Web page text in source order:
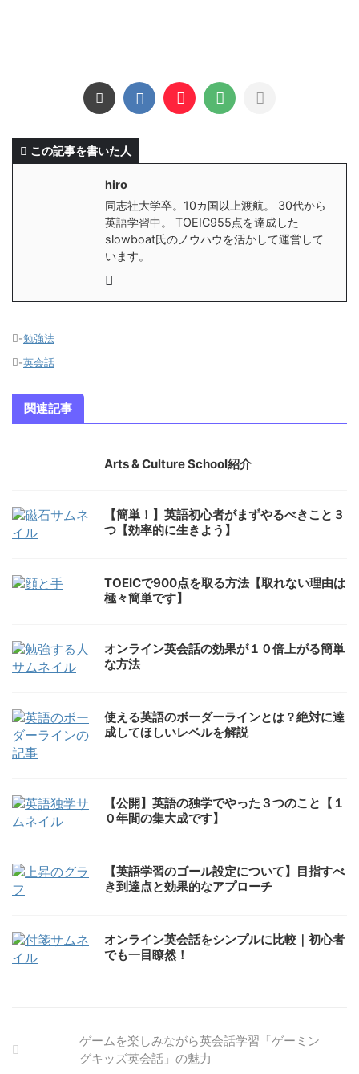
この記事を書いた人
hiro
同志社大学卒。10カ国以上渡航。 30代から
英語学習中。 TOEIC955点を達成した
slowboat氏のノウハウを活かして運営して
います。
-勉強法
-英会話
関連記事
Arts & Culture School紹介
【簡単！】英語初心者がまずやるべきこと３
つ【効率的に生きよう】
TOEICで900点を取る方法【取れない理由は
極々簡単です】
オンライン英会話の効果が１０倍上がる簡単
な方法
使える英語のボーダーラインとは？絶対に達
成してほしいレベルを解説
【公開】英語の独学でやった３つのこと【１
０年間の集大成です】
【英語学習のゴール設定について】目指すべ
き到達点と効果的なアプローチ
オンライン英会話をシンプルに比較｜初心者
でも一目瞭然！
ゲームを楽しみながら英会話学習「ゲーミン
グキッズ英会話」の魅力